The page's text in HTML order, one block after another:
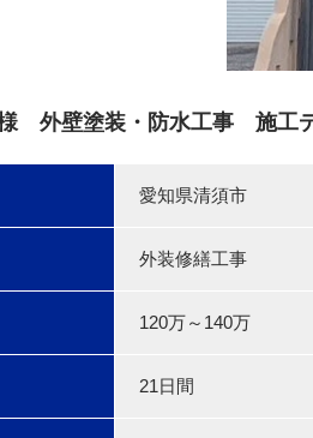
外壁塗装・防水工事 施工
愛知県清須市
外装修繕工事
120万～140万
21日間